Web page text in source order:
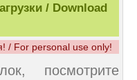
/ Download
/ For personal use only!
посмотрите